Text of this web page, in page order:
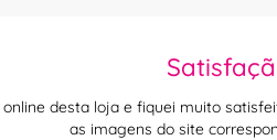
desta loja e fiquei muito
as imagens do site